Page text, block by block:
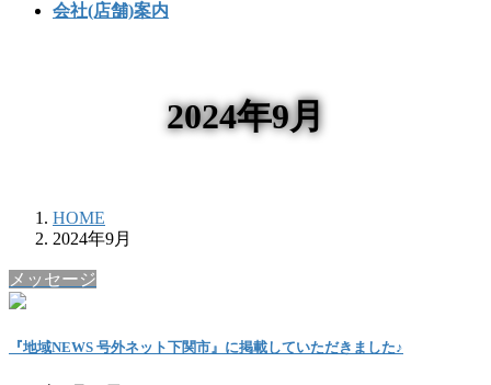
会社(店舗)案内
2024年9月
HOME
2024年9月
メッセージ
『地域NEWS 号外ネット下関市』に掲載していただきました♪